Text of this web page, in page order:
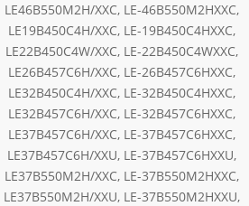
LE46B550M2H/XXC, LE-46B550M2HXXC,
LE19B450C4H/XXC, LE-19B450C4HXXC,
LE22B450C4W/XXC, LE-22B450C4WXXC,
LE26B457C6H/XXC, LE-26B457C6HXXC,
LE32B450C4H/XXC, LE-32B450C4HXXC,
LE32B457C6H/XXC, LE-32B457C6HXXC,
LE37B457C6H/XXC, LE-37B457C6HXXC,
LE37B457C6H/XXU, LE-37B457C6HXXU,
LE37B550M2H/XXC, LE-37B550M2HXXC,
LE37B550M2H/XXU, LE-37B550M2HXXU,